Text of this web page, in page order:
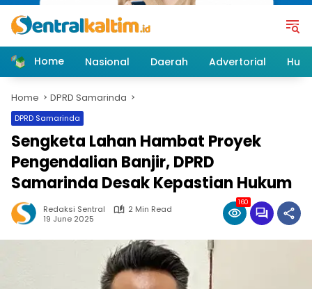
Home Nasional Daerah Advertorial
Home DPRD Samarinda
DPRD Samarinda
Sengketa Lahan Hambat Proyek
Pengendalian Banjir, DPRD
Samarinda Desak Kepastian Hukum
Redaksi Sentral
2 Min Read
19 June 2025
160